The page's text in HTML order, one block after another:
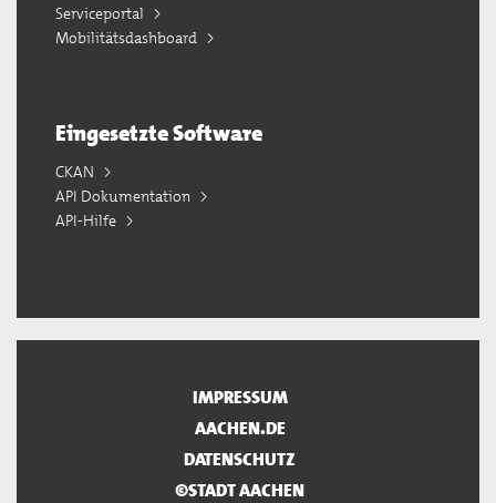
Serviceportal
Mobilitätsdashboard
Eingesetzte Software
CKAN
API Dokumentation
API-Hilfe
IMPRESSUM
AACHEN.DE
DATENSCHUTZ
©STADT AACHEN